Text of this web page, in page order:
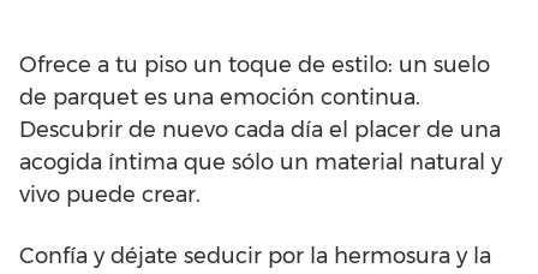
Ofrece a tu piso un toque de estilo: un suelo
de parquet es una emoción continua.
Descubrir de nuevo cada día el placer de una
acogida íntima que sólo un material natural y
vivo puede crear.
Confía y déjate seducir por la hermosura y la